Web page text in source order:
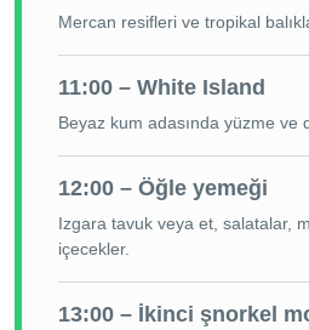
Mercan resifleri ve tropikal
11:00 – White Island
Beyaz kum adasında yüzme ve
12:00 – Öğle yemeği
Izgara tavuk veya et, salatalar,
içecekler.
13:00 – İkinci şnorkel